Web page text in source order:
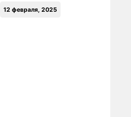
12 февраля, 2025